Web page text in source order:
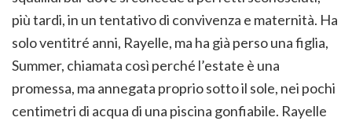
più tardi, in un tentativo di convivenza e maternità. Ha
solo ventitré anni, Rayelle, ma ha già perso una figlia,
Summer, chiamata così perché l’estate è una
promessa, ma annegata proprio sotto il sole, nei pochi
centimetri di acqua di una piscina gonfiabile. Rayelle